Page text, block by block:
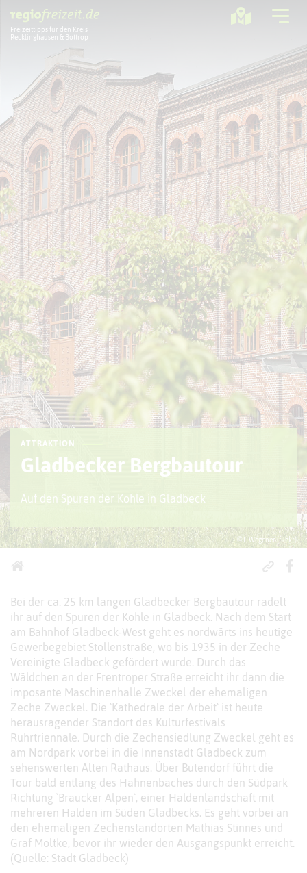
Freizeittipps für den Kreis
Recklinghausen & Bottrop
Ausflugstipps
Sport + Bewegung
Aktuelles
Freizeitregion
© F. Wegener (flickr)
ATTRAKTION
Gladbecker Bergbautour
Auf den Spuren der Kohle in Gladbeck
Bei der ca. 25 km langen Gladbecker Bergbautour radelt
ihr auf den Spuren der Kohle in Gladbeck. Nach dem Start
am Bahnhof Gladbeck-West geht es nordwärts ins heutige
Gewerbegebiet Stollenstraße, wo bis 1935 in der Zeche
Vereinigte Gladbeck gefördert wurde. Durch das
Wäldchen an der Frentroper Straße erreicht ihr dann die
imposante Maschinenhalle Zweckel der ehemaligen
Zeche Zweckel. Die `Kathedrale der Arbeit` ist heute
herausragender Standort des Kulturfestivals
Ruhrtriennale. Durch die Zechensiedlung Zweckel geht es
am Nordpark vorbei in die Innenstadt Gladbeck zum
sehenswerten Alten Rathaus. Über Butendorf führt die
Tour bald entlang des Hahnenbaches durch den Südpark
Richtung `Braucker Alpen`, einer Haldenlandschaft mit
mehreren Halden im Süden Gladbecks. Es geht vorbei an
den ehemaligen Zechenstandorten Mathias Stinnes und
Graf Moltke, bevor ihr wieder den Ausgangspunkt erreicht.
(Quelle: Stadt Gladbeck)